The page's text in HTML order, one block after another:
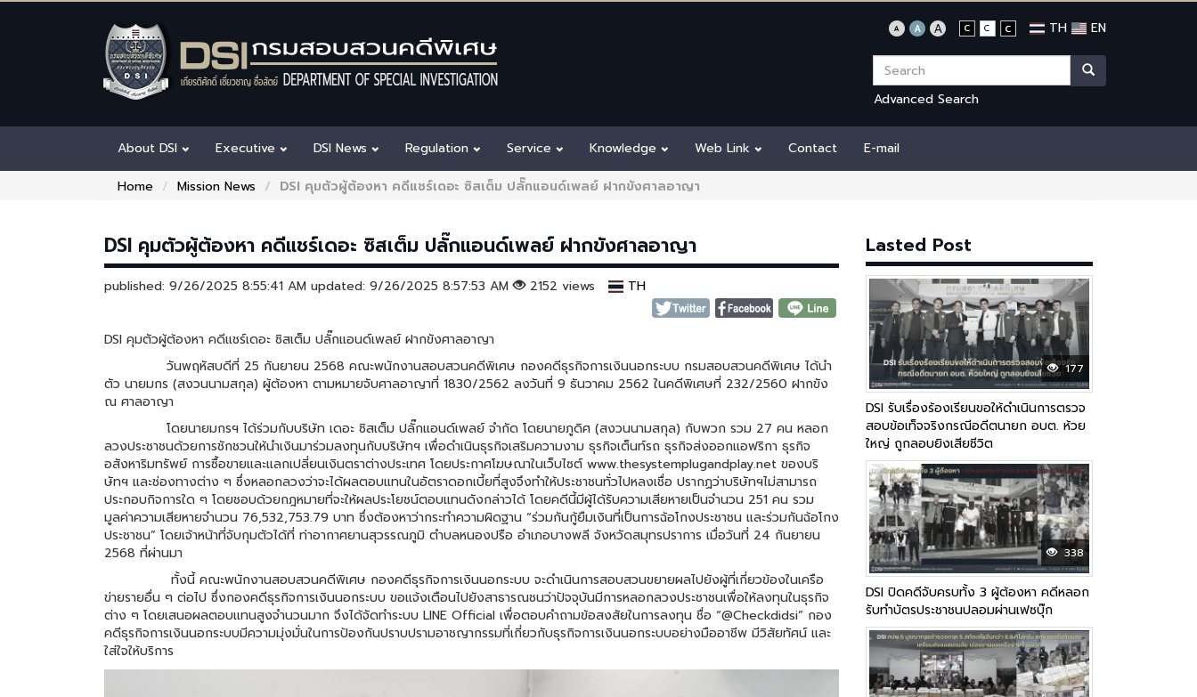
TH EN
Advanced Search
About DSI Executive DSI News Regulation Service Knowledge Web Link Contact E-mail
Home Mission News DSI คุมตัวผู้ต้องหา คดีแชร์เดอะ ซิสเต็ม ปลั๊กแอนด์เพลย์ ฝากขังศาลอาญา
DSI คุมตัวผู้ต้องหา คดีแชร์เดอะ ซิสเต็ม ปลั๊กแอนด์เพลย์ ฝากขังศาลอาญา
published: 9/26/2025 8:55:41 AM updated: 9/26/2025 8:57:53 AM 2152 views TH
DSI คุมตัวผู้ต้องหา คดีแชร์เดอะ ซิสเต็ม ปลั๊กแอนด์เพลย์ ฝากขังศาลอาญา
วันพฤหัสบดีที่ 25 กันยายน 2568 คณะพนักงานสอบสวนคดีพิเศษ กองคดีธุรกิจการเงินนอกระบบ กรมสอบสวนคดีพิเศษ ได้นำ
ตัว นายมกร (สงวนนามสกุล) ผู้ต้องหา ตามหมายจับศาลอาญาที่ 1830/2562 ลงวันที่ 9 ธันวาคม 2562 ในคดีพิเศษที่ 232/2560 ฝากขัง
ณ ศาลอาญา
โดยนายมกรฯ ได้ร่วมกับบริษัท เดอะ ซิสเต็ม ปลั๊กแอนด์เพลย์ จำกัด โดยนายภูดิศ (สงวนนามสกุล) กับพวก รวม 27 คน หลอก
ลวงประชาชนด้วยการชักชวนให้นำเงินมาร่วมลงทุนกับบริษัทฯ เพื่อดำเนินธุรกิจเสริมความงาม ธุรกิจเต็นท์รถ ธุรกิจส่งออกแอฟริกา ธุรกิจ
อสังหาริมทรัพย์ การซื้อขายและแลกเปลี่ยนเงินตราต่างประเทศ โดยประกาศโฆษณาในเว็บไซต์ www.thesystemplugandplay.net ของบริ
ษัทฯ และช่องทางต่าง ๆ ซึ่งหลอกลวงว่าจะได้ผลตอบแทนในอัตราดอกเบี้ยที่สูงจึงทำให้ประชาชนทั่วไปหลงเชื่อ ปรากฏว่าบริษัทฯไม่สามารถ
ประกอบกิจการใด ๆ โดยชอบด้วยกฎหมายที่จะให้ผลประโยชน์ตอบแทนดังกล่าวได้ โดยคดีนี้มีผู้ได้รับความเสียหายเป็นจำนวน 251 คน รวม
มูลค่าความเสียหายจำนวน 76,532,753.79 บาท ซึ่งต้องหาว่ากระทำความผิดฐาน “ร่วมกันกู้ยืมเงินที่เป็นการฉ้อโกงประชาชน และร่วมกันฉ้อโกง
ประชาชน” โดยเจ้าหน้าที่จับกุมตัวได้ที่ ท่าอากาศยานสุวรรณภูมิ ตำบลหนองปรือ อำเภอบางพลี จังหวัดสมุทรปราการ เมื่อวันที่ 24 กันยายน
2568 ที่ผ่านมา
ทั้งนี้ คณะพนักงานสอบสวนคดีพิเศษ กองคดีธุรกิจการเงินนอกระบบ จะดำเนินการสอบสวนขยายผลไปยังผู้ที่เกี่ยวข้องในเครือ
ข่ายรายอื่น ๆ ต่อไป ซึ่งกองคดีธุรกิจการเงินนอกระบบ ขอแจ้งเตือนไปยังสาธารณชนว่าปัจจุบันมีการหลอกลวงประชาชนเพื่อให้ลงทุนในธุรกิจ
ต่าง ๆ โดยเสนอผลตอบแทนสูงจำนวนมาก จึงได้จัดทำระบบ LINE Official เพื่อตอบคำถามข้อสงสัยในการลงทุน ชื่อ “@Checkdidsi” กอง
คดีธุรกิจการเงินนอกระบบมีความมุ่งมั่นในการป้องกันปราบปรามอาชญากรรมที่เกี่ยวกับธุรกิจการเงินนอกระบบอย่างมืออาชีพ มีวิสัยทัศน์ และ
ใส่ใจให้บริการ
Lasted Post
177
DSI รับเรื่องร้องเรียนขอให้ดำเนินการตรวจ
สอบข้อเท็จจริงกรณีอดีตนายก อบต. ห้วย
ใหญ่ ถูกลอบยิงเสียชีวิต
338
DSI ปิดคดีจับครบทั้ง 3 ผู้ต้องหา คดีหลอก
รับทำบัตรประชาชนปลอมผ่านเฟซบุ๊ก